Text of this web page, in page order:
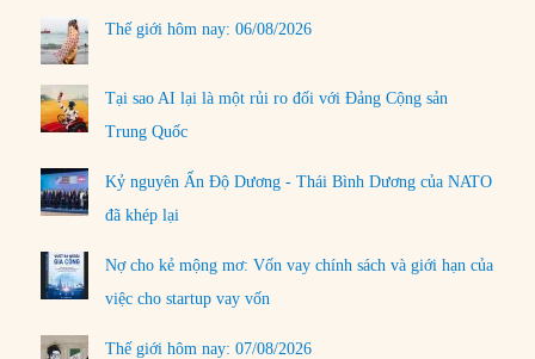
Thế giới hôm nay: 06/08/2026
Tại sao AI lại là một rủi ro đối với Đảng Cộng sản
Trung Quốc
Kỷ nguyên Ấn Độ Dương - Thái Bình Dương của NATO
đã khép lại
Nợ cho kẻ mộng mơ: Vốn vay chính sách và giới hạn của
việc cho startup vay vốn
Thế giới hôm nay: 07/08/2026